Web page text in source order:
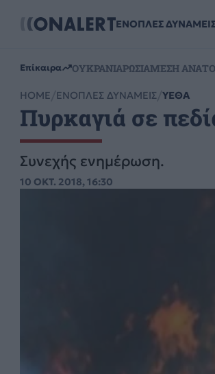
ΕΝΟΠΛΕΣ
Επίκαιρα ΟΥΚΡΑΝΙΑΡΩΣΙΑΜΕΣΗ
HOME ΕΝΟΠΛΕΣ ΔΥΝΑΜΕΙΣ ΥΕΘΑ
Πυρκαγιά σε
Συνεχής ενημέρωση.
10 ΟΚΤ. 2018, 16:30